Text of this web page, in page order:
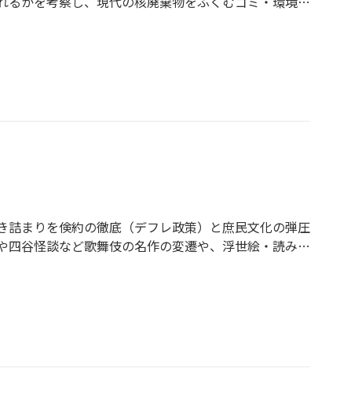
まりを倹約の徹底（デフレ政策）と庶民文化の弾圧
谷怪談など歌舞伎の名作の変遷や、浮世絵・読み本
。